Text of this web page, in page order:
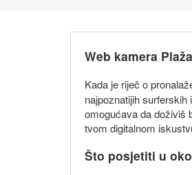
Web kamera
Kada je riječ o
najpoznatijih
omogućava da doživiš
tvom digitalnom
Što posjetiti u